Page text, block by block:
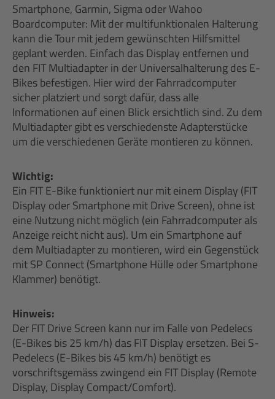
Smartphone, Garmin, Sigma oder Wahoo
Boardcomputer: Mit der multifunktionalen Halterung
kann die Tour mit jedem gewünschten Hilfsmittel
geplant werden. Einfach das Display entfernen und
den FIT Multiadapter in der Universalhalterung des E-
Bikes befestigen. Hier wird der Fahrradcomputer
sicher platziert und sorgt dafür, dass alle
Informationen auf einen Blick ersichtlich sind. Zu dem
Multiadapter gibt es verschiedenste Adapterstücke
um die verschiedenen Geräte montieren zu können.
Wichtig:
Ein FIT E-Bike funktioniert nur mit einem Display (FIT
Display oder Smartphone mit Drive Screen), ohne ist
eine Nutzung nicht möglich (ein Fahrradcomputer als
Anzeige reicht nicht aus). Um ein Smartphone auf
dem Multiadapter zu montieren, wird ein Gegenstück
mit SP Connect (Smartphone Hülle oder Smartphone
Klammer) benötigt.
Hinweis:
Der FIT Drive Screen kann nur im Falle von Pedelecs
(E-Bikes bis 25 km/h) das FIT Display ersetzen. Bei S-
Pedelecs (E-Bikes bis 45 km/h) benötigt es
vorschriftsgemäss zwingend ein FIT Display (Remote
Display, Display Compact/Comfort).